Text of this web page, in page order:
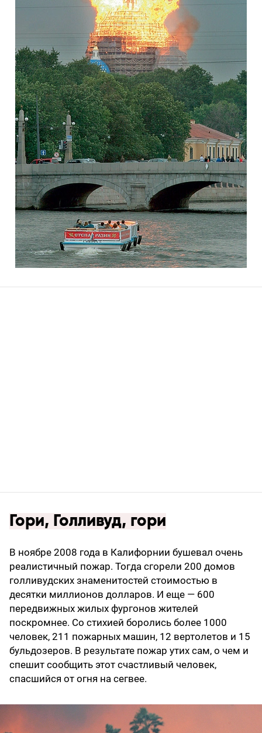
Гори, Голливуд, гори
В ноябре 2008 года в Калифорнии бушевал очень
реалистичный пожар. Тогда сгорели 200 домов
голливудских знаменитостей стоимостью в
десятки миллионов долларов. И еще — 600
передвижных жилых фургонов жителей
поскромнее. Со стихией боролись более 1000
человек, 211 пожарных машин, 12 вертолетов и 15
бульдозеров. В результате пожар утих сам, о чем и
спешит сообщить этот счастливый человек,
спасшийся от огня на сегвее.